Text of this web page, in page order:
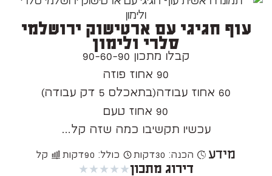
עוף חגיגי עם ארטישוק ירושלמי
סלרי ולימון
קבלו מתכון 90-60-90
90 אחוז פוזה
60 אחוז עבודה(בתאכלס 5 דק עבודה)
90 אחוז טעם
עכשיו תקשיבו כמה שזה קל…
מידע הכנה: 30 דקות כולל: 90 דקות קל
דירוג מתכון★
★
★
★
★